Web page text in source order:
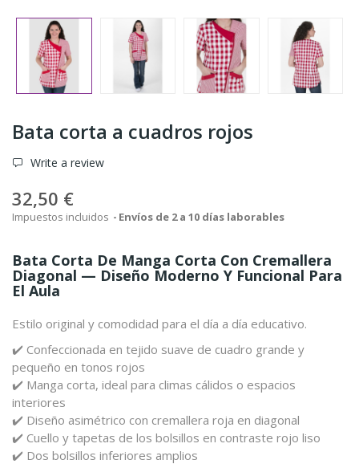
Bata corta a cuadros rojos
Write a review
32,50 €
Impuestos incluidos Envíos de 2 a 10 días laborables
Bata Corta De Manga Corta Con Cremallera
Diagonal — Diseño Moderno Y Funcional Para
El Aula
Estilo original y comodidad para el día a día educativo.
✔️ Confeccionada en tejido suave de cuadro grande y
pequeño en tonos rojos
✔️ Manga corta, ideal para climas cálidos o espacios
interiores
✔️ Diseño asimétrico con cremallera roja en diagonal
✔️ Cuello y tapetas de los bolsillos en contraste rojo liso
✔️ Dos bolsillos inferiores amplios